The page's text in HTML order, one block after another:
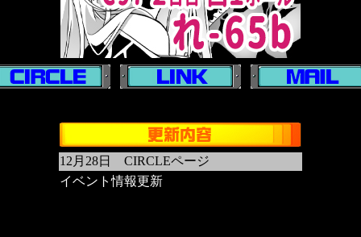
12月28日 CIRCLEページ
イベント情報更新